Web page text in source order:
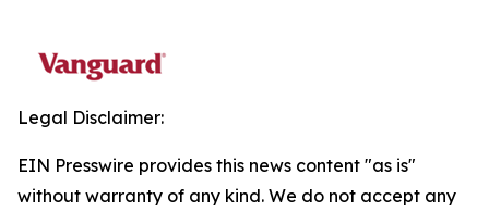
Legal Disclaimer:
EIN Presswire provides this news content "as is"
without warranty of any kind. We do not accept any